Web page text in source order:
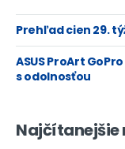
Prehľad cien 29.
ASUS ProArt
s odolnosťou
Najčítanejšie